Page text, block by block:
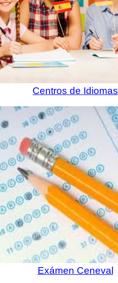
Centros de Idiomas
Exámen Ceneval